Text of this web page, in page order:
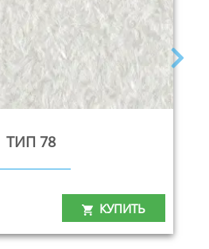
ТИП 78
КУПИТЬ